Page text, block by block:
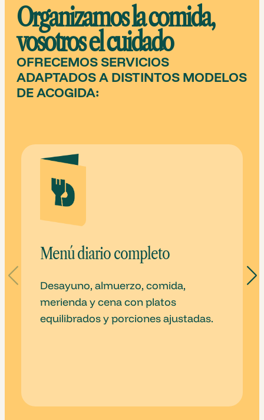
Organizamos la comida,
vosotros el cuidado
OFRECEMOS SERVICIOS
ADAPTADOS A DISTINTOS MODELOS
DE ACOGIDA:
Menú diario completo
Desayuno, almuerzo, comida,
merienda y cena con platos
equilibrados y porciones ajustadas.